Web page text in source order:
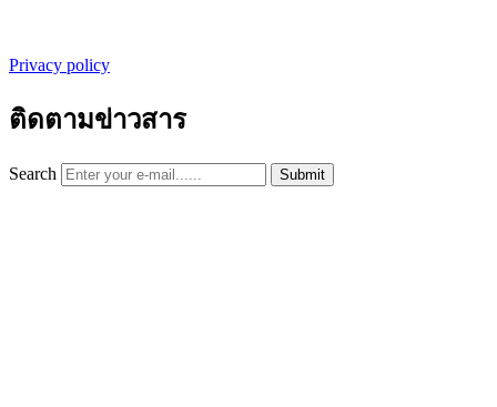
Privacy policy
ติดตามข่าวสาร
Search Submit